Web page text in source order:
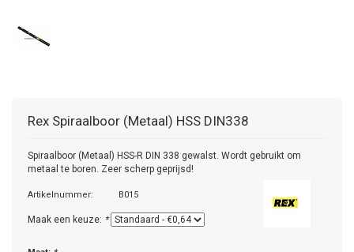
Rex Spiraalboor (Metaal) HSS DIN338
Spiraalboor (Metaal) HSS-R DIN 338 gewalst. Wordt gebruikt om
metaal te boren. Zeer scherp geprijsd!
Artikelnummer: B015
Maak een keuze: *